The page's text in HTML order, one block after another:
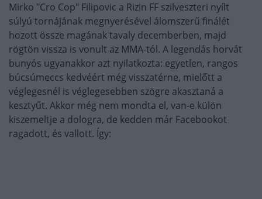
Mirko "Cro Cop" Filipovic a Rizin FF szilveszteri nyílt
súlyú tornájának megnyerésével álomszerű finálét
hozott össze magának tavaly decemberben, majd
rögtön vissza is vonult az MMA-tól. A legendás horvát
bunyós ugyanakkor azt nyilatkozta: egyetlen, rangos
búcsúmeccs kedvéért még visszatérne, mielőtt a
véglegesnél is véglegesebben szögre akasztaná a
kesztyűt. Akkor még nem mondta el, van-e külön
kiszemeltje a dologra, de kedden már Facebookot
ragadott, és vallott. Így: